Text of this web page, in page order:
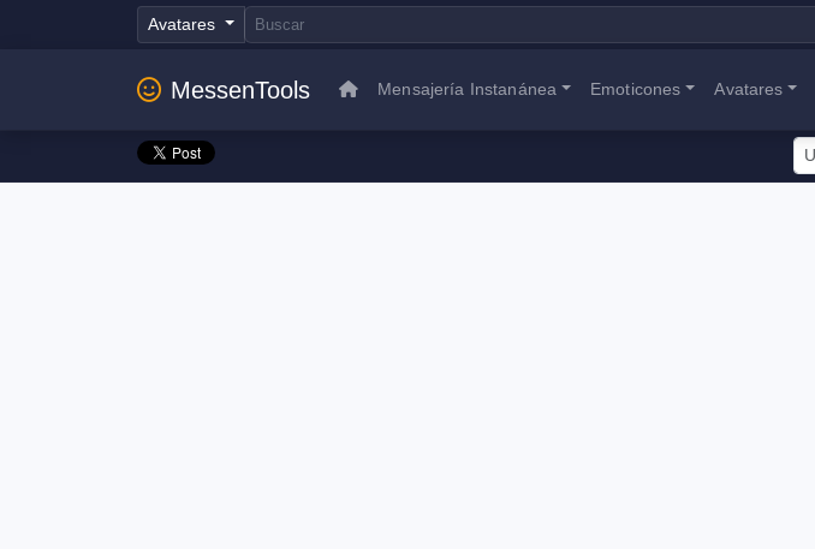
Avatares
MessenTools Mensajería Instanánea Emoticones Avatares